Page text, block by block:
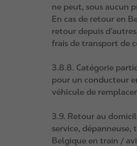
ne peut, sous aucun
En cas de retour en
retour depuis
frais de transport de
3.8.8. Catégorie
pour un conducteur
véhicule de
3.9. Retour au
service,
Belgique en train /